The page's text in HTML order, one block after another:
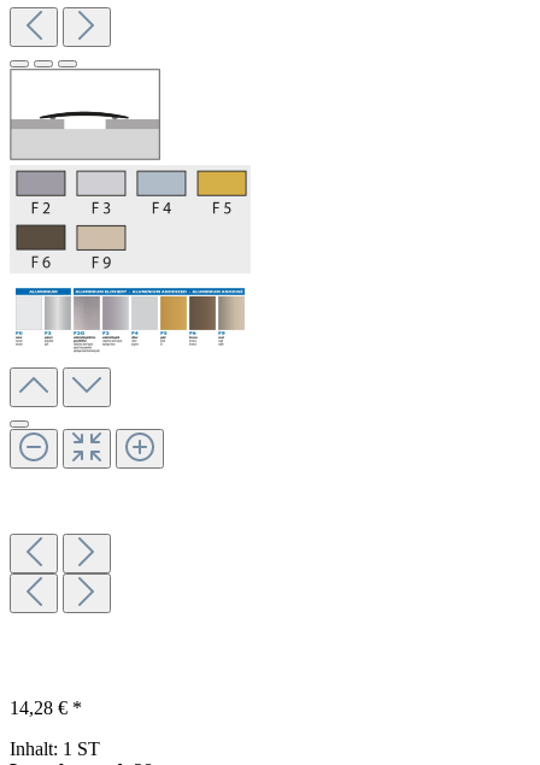
14,28 € *
Inhalt: 1 ST